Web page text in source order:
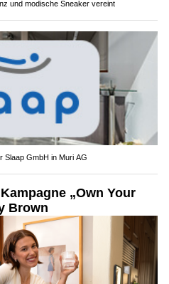
und modische Sneaker vereint
Slaap GmbH in Muri AG
„Own Your
Brown